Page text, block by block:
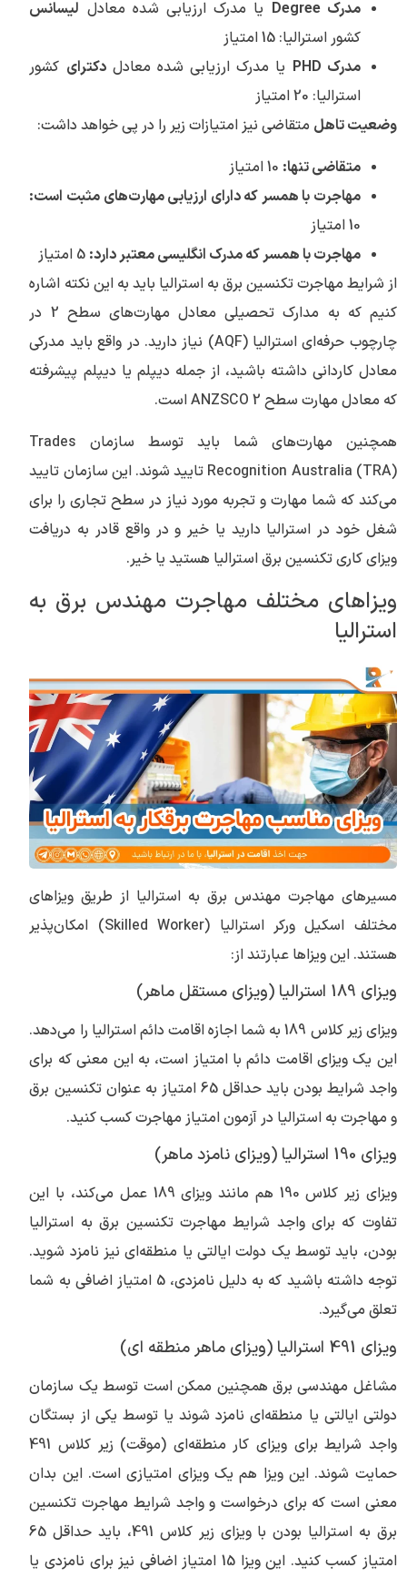
مدرک Degree یا مدرک ارزیابی شده معادل لیسانس
کشور استرالیا: 15 امتیاز
مدرک PHD
یا مدرک ارزیابی شده معادلدکترای کشور
استرالیا: 20 امتیاز
وضعیت تاهل متقاضی نیز امتیازات زیر را در پی خواهد داشت:
متقاضی تنها:
مهاجرت با همسر که دارای ارزیابی مهارت‌های مثبت است:
10 امتیاز
مهاجرت با همسر که مدرک انگلیسی معتبر دارد: 5 امتیاز
از شرایط مهاجرت تکنسین برق به استرالیا باید به این نکته اشاره
کنیم که به مدارک تحصیلی معادل مهارت‌های سطح 2 در
چارچوب حرفه‌ای استرالیا (AQF) نیاز دارید. در واقع باید مدرکی
معادل کاردانی داشته باشید، از جمله دیپلم یا دیپلم پیشرفته
که معادل مهارت سطح ANZSCO 2 است.
همچنین مهارت‌های شما باید توسط سازمان Trades
Recognition Australia (TRA) تایید شوند. این سازمان تایید
می‌کند که شما مهارت و تجربه مورد نیاز در سطح تجاری را برای
شغل خود در استرالیا دارید یا خیر و در واقع قادر به دریافت
ویزای کاری تکنسین برق استرالیا هستید یا خیر.
ویزاهای مختلف مهاجرت مهندس برق به
استرالیا
مسیرهای مهاجرت مهندس برق به استرالیا از طریق ویزاهای
مختلف اسکیل ورکر استرالیا (Skilled Worker) امکان‌پذیر
هستند. این ویزاها عبارتند از:
ویزای 189 استرالیا (ویزای مستقل ماهر)
ویزای زیر کلاس 189 به شما اجازه اقامت دائم استرالیا را می‌دهد.
این یک ویزای اقامت دائم با امتیاز است، به این معنی که برای
واجد شرایط بودن باید حداقل 65 امتیاز به عنوان تکنسین برق
و مهاجرت به استرالیا در آزمون امتیاز مهاجرت کسب کنید.
ویزای 190 استرالیا (ویزای نامزد ماهر)
ویزای زیر کلاس 190 هم مانند ویزای 189 عمل می‌کند، با این
تفاوت که برای واجد شرایط مهاجرت تکنسین برق به استرالیا
بودن، باید توسط یک دولت ایالتی یا منطقه‌ای نیز نامزد شوید.
توجه داشته باشید که به دلیل نامزدی، 5 امتیاز اضافی به شما
تعلق می‌گیرد.
ویزای 491 استرالیا (ویزای ماهر منطقه ای)
مشاغل مهندسی برق همچنین ممکن است توسط یک سازمان
دولتی ایالتی یا منطقه‌ای نامزد شوند یا توسط یکی از بستگان
واجد شرایط برای ویزای کار منطقه‌ای (موقت) زیر کلاس 491
حمایت شوند. این ویزا هم یک ویزای امتیازی است. این بدان
معنی است که برای درخواست و واجد شرایط مهاجرت تکنسین
برق به استرالیا بودن با ویزای زیر کلاس 491، باید حداقل 65
امتیاز کسب کنید. این ویزا 15 امتیاز اضافی نیز برای نامزدی یا